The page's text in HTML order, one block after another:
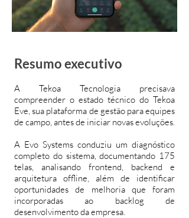
Resumo executivo
A Tekoa Tecnologia precisava
compreender o estado técnico do Tekoa
Eve, sua plataforma de gestão para equipes
de campo, antes de iniciar novas evoluções.
A Evo Systems conduziu um diagnóstico
completo do sistema, documentando 175
telas, analisando frontend, backend e
arquitetura offline, além de identificar
oportunidades de melhoria que foram
incorporadas ao backlog de
desenvolvimento da empresa.